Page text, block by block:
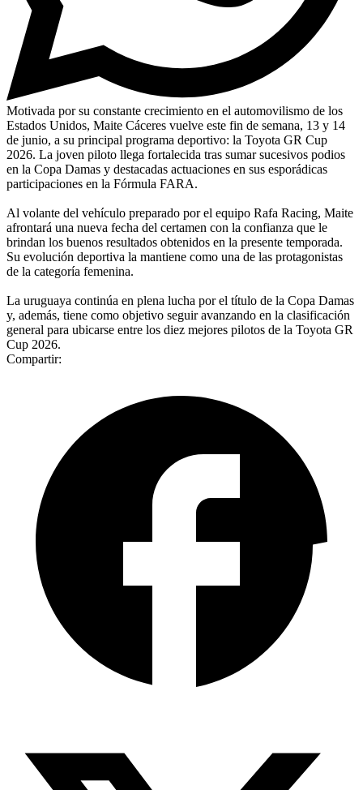
Motivada por su constante crecimiento en el automovilismo de los
Estados Unidos, Maite Cáceres vuelve este fin de semana, 13 y 14
de junio, a su principal programa deportivo: la Toyota GR Cup
2026. La joven piloto llega fortalecida tras sumar sucesivos podios
en la Copa Damas y destacadas actuaciones en sus esporádicas
participaciones en la Fórmula FARA.
Al volante del vehículo preparado por el equipo Rafa Racing, Maite
afrontará una nueva fecha del certamen con la confianza que le
brindan los buenos resultados obtenidos en la presente temporada.
Su evolución deportiva la mantiene como una de las protagonistas
de la categoría femenina.
La uruguaya continúa en plena lucha por el título de la Copa Damas
y, además, tiene como objetivo seguir avanzando en la clasificación
general para ubicarse entre los diez mejores pilotos de la Toyota GR
Cup 2026.
Compartir: